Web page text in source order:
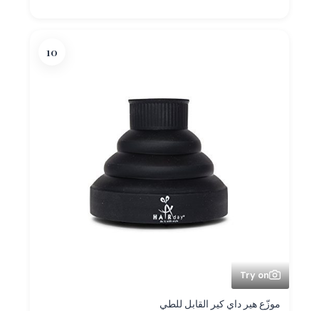
10
Try on
موزّع هير داي كير القابل للطي